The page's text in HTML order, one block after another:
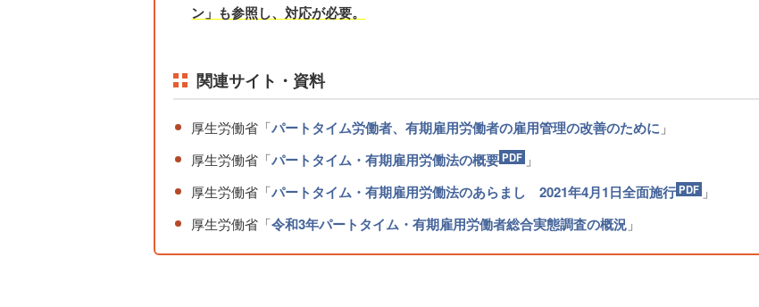
ン」も参照し、対応が必要。
関連サイト・資料
厚生労働省「パートタイム労働者、有期雇用労働者の雇用管理の改善のために 」
厚生労働省「パートタイム・有期雇用労働法の概要
」
厚生労働省「パートタイム・有期雇用労働法のあらまし 2021年4月1日全面施行
」
厚生労働省「令和3年パートタイム・有期雇用労働者総合実態調査の概況 」